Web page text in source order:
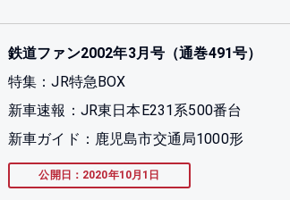
鉄道ファン2002年3月号（通巻491号）
特集：JR特急BOX
新車速報：JR東日本E231系500番台
新車ガイド：鹿児島市交通局1000形
公開日：2020年10月1日